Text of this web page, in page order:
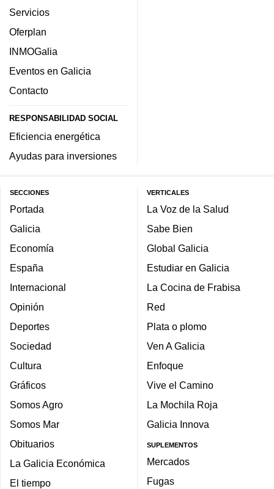
Servicios
Oferplan
INMOGalia
Eventos en Galicia
Contacto
RESPONSABILIDAD SOCIAL
Eficiencia energética
Ayudas para inversiones
SECCIONES
Portada
Galicia
Economía
España
Internacional
Opinión
Deportes
Sociedad
Cultura
Gráficos
Somos Agro
Somos Mar
Obituarios
La Galicia Económica
El tiempo
VERTICALES
La Voz de la Salud
Sabe Bien
Global Galicia
Estudiar en Galicia
La Cocina de Frabisa
Red
Plata o plomo
Ven A Galicia
Enfoque
Vive el Camino
La Mochila Roja
Galicia Innova
SUPLEMENTOS
Mercados
Fugas